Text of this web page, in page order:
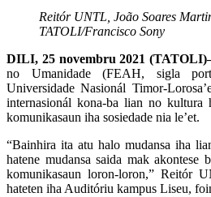
Reitór UNTL, João Soares
TATOLI/Francisco Sony
DILI, 25 novembru 2021
no Umanidade (FEAH, sigla
Universidade Nasionál Timor-
internasionál kona-ba lian no kultura
komunikasaun iha sosiedade nia le’et.
“Bainhira ita atu halo mudansa iha
hatene mudansa saida mak akontese
komunikasaun loron-loron,” Reitór
hateten iha Auditóriu kampus Liseu,